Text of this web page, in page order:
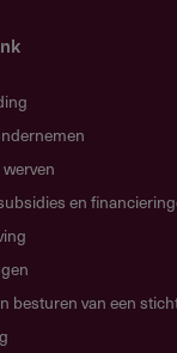
en
besturen van een